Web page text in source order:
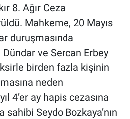
8. Ağır Ceza
Mahkeme, 20 Mayıs
duruşmasında
ve Sercan Erbey
birden fazla kişinin
neden
4’er ay hapis cezasına
sahibi Seydo Bozkaya’nın